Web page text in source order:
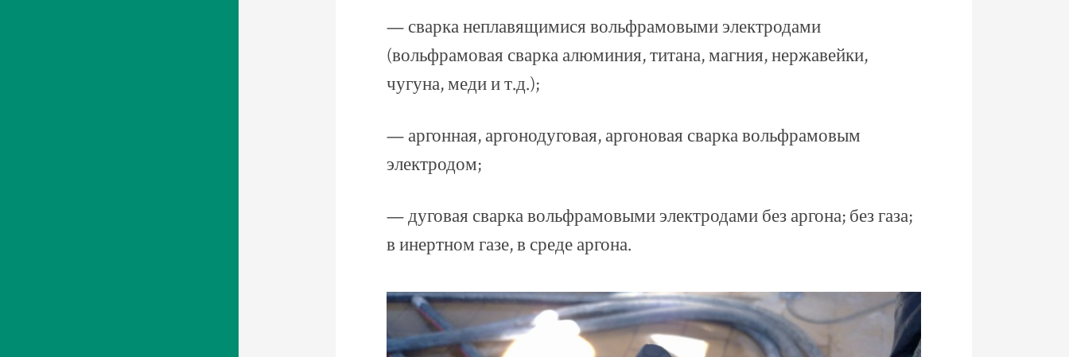
— сварка неплавящимися вольфрамовыми электродами
(вольфрамовая сварка алюминия, титана, магния, нержавейки,
чугуна, меди и т.д.);
— аргонная, аргонодуговая, аргоновая сварка вольфрамовым
электродом;
— дуговая сварка вольфрамовыми электродами без аргона; без газа;
в инертном газе, в среде аргона.